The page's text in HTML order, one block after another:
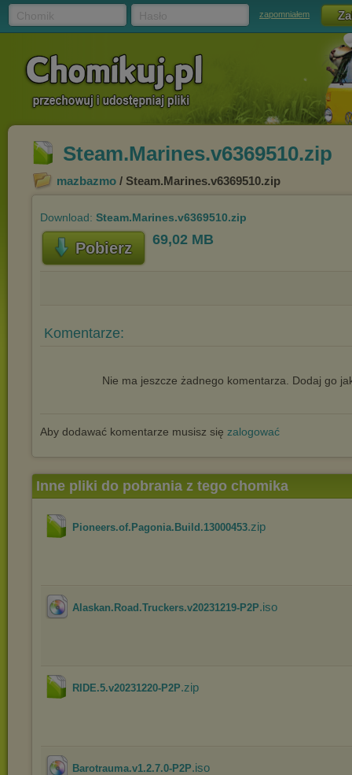
zapomniałem
Steam.Marines.v6369510.zip
mazbazmo / Steam.Marines.v6369510.zip
Download: Steam.Marines.v6369510.zip
Pobierz 69,02 MB
Komentarze:
Nie ma jeszcze żadnego komentarza. Dodaj go
Aby dodawać komentarze musisz się zalogować
Inne pliki do pobrania z tego chomika
Pioneers.of.Pagonia.Build.13000453.zip
Alaskan.Road.Truckers.v20231219-P2P.iso
RIDE.5.v20231220-P2P.zip
Barotrauma.v1.2.7.0-P2P.iso